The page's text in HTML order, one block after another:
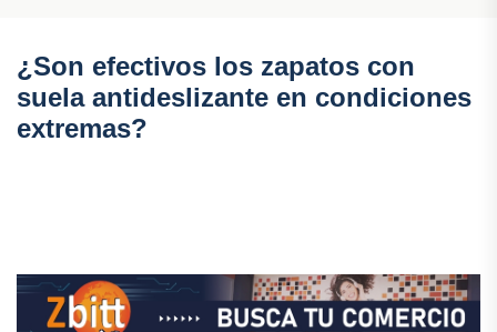
¿Son efectivos los zapatos con
suela antideslizante en condiciones
extremas?